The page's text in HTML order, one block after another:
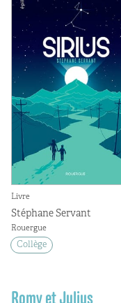
Livre
Stéphane Servant
Rouergue
Collège